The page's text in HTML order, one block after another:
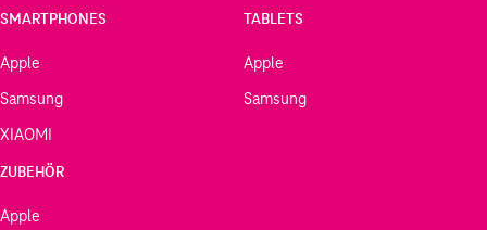
SMARTPHONES
Apple
Samsung
XIAOMI
TABLETS
Apple
Samsung
ZUBEHÖR
Apple